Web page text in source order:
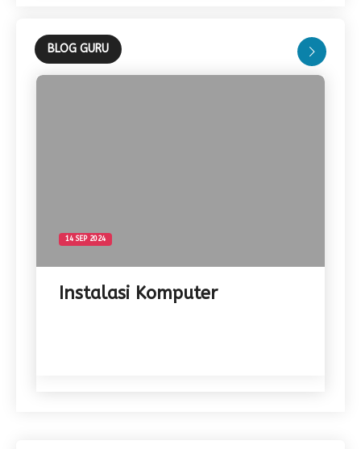
BLOG GURU
14 SEP 2024
Instalasi Komputer